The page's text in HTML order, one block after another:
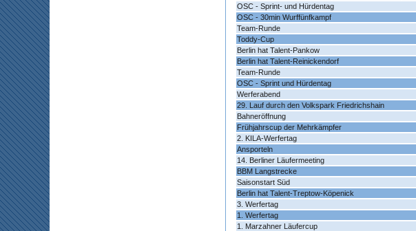
OSC - Sprint- und Hürdentag
OSC - 30min Wurffünfkampf
Team-Runde
Toddy-Cup
Berlin hat Talent-Pankow
Berlin hat Talent-Reinickendorf
Team-Runde
OSC - Sprint und Hürdentag
Werferabend
29. Lauf durch den Volkspark Friedrichshain
Bahneröffnung
Frühjahrscup der Mehrkämpfer
2. KILA-Werfertag
Ansporteln
14. Berliner Läufermeeting
BBM Langstrecke
Saisonstart Süd
Berlin hat Talent-Treptow-Köpenick
3. Werfertag
1. Werfertag
1. Marzahner Läufercup